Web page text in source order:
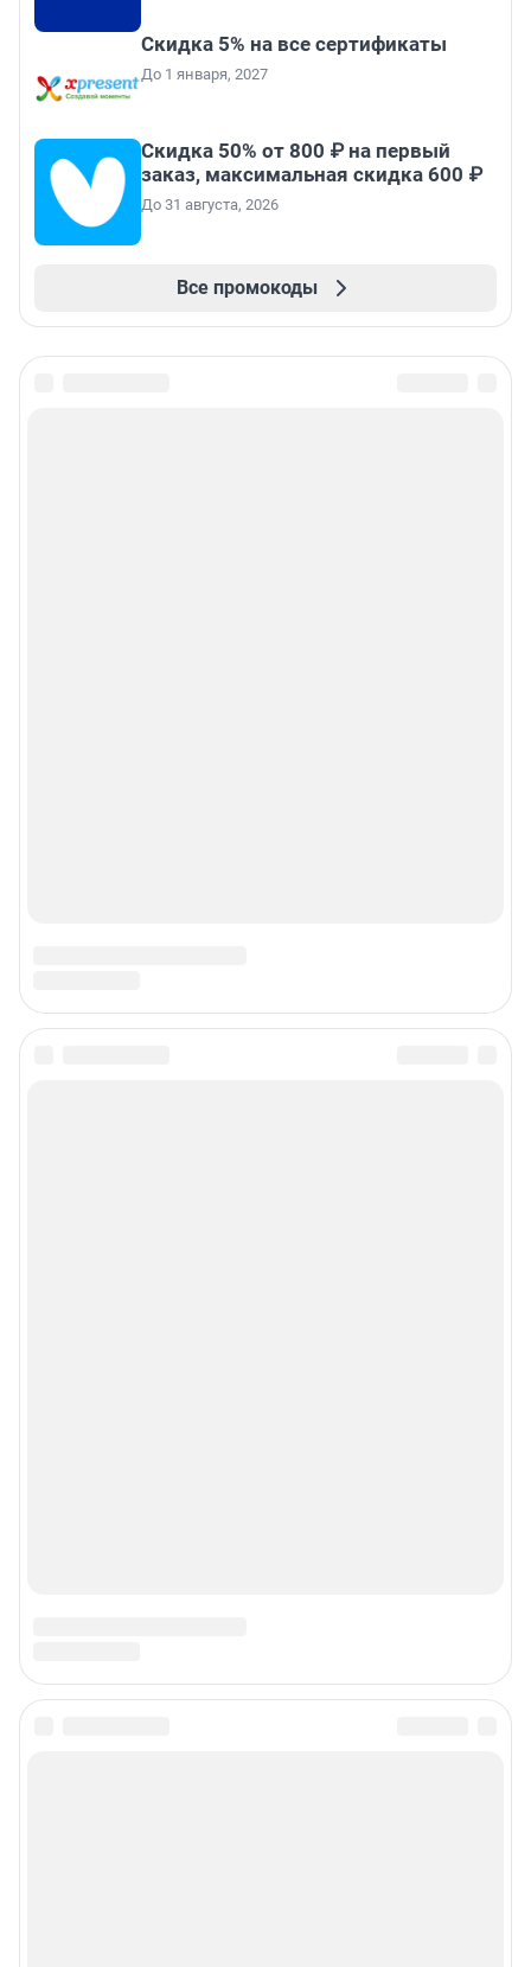
Скидка 5% на все сертификаты
До 1 января, 2027
Скидка 50% от 800 ₽ на первый
заказ, максимальная скидка 600 ₽
До 31 августа, 2026
Все промокоды